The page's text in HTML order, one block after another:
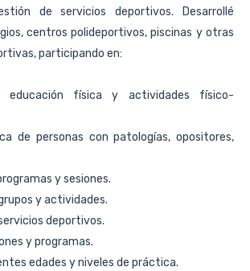
de servicios deportivos. Desarrollé
centros polideportivos, piscinas y otras
participando en:
educación física y actividades físico-
de personas con patologías, opositores,
y sesiones.
y actividades.
deportivos.
y programas.
edades y niveles de práctica.